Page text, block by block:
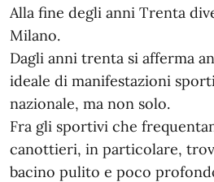
Alla fine degli anni Trenta
Milano.
Dagli anni trenta si afferma
ideale di manifestazioni
nazionale, ma non solo.
Fra gli sportivi che
canottieri, in particolare,
bacino pulito e poco